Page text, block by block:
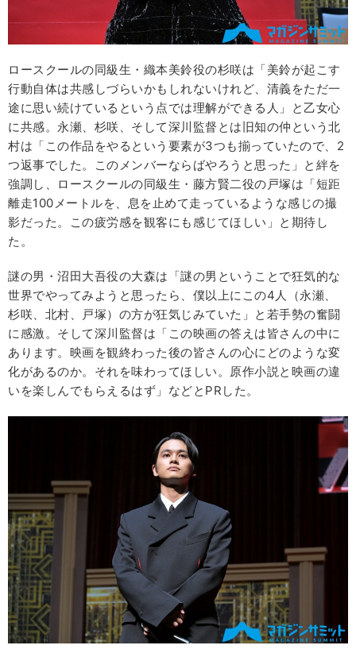
ロースクールの同級生・織本美鈴役の杉咲は「美鈴が起こす
行動自体は共感しづらいかもしれないけれど、清義をただ一
途に思い続けているという点では理解ができる人」と乙女心
に共感。永瀬、杉咲、そして深川監督とは旧知の仲という北
村は「この作品をやるという要素が3つも揃っていたので、2
つ返事でした。このメンバーならばやろうと思った」と絆を
強調し、ロースクールの同級生・藤方賢二役の戸塚は「短距
離走100メートルを、息を止めて走っているような感じの撮
影だった。この疲労感を観客にも感じてほしい」と期待し
た。
謎の男・沼田大吾役の大森は「謎の男ということで狂気的な
世界でやってみようと思ったら、僕以上にこの4人（永瀬、
杉咲、北村、戸塚）の方が狂気じみていた」と若手勢の奮闘
に感激。そして深川監督は「この映画の答えは皆さんの中に
あります。映画を観終わった後の皆さんの心にどのような変
化があるのか。それを味わってほしい。原作小説と映画の違
いを楽しんでもらえるはず」などとPRした。